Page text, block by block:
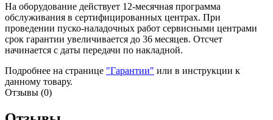
На оборудование действует 12-месячная программа
обслуживания в сертифицированных центрах. При
проведении пуско-наладочных работ сервисными центрами
срок гарантии увеличивается до 36 месяцев. Отсчет
начинается с даты передачи по накладной.
Подробнее на странице "Гарантии" или в инструкции к
данному товару.
Отзывы (0)